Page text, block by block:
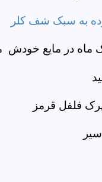
به سبک شف کلر
ماه در مایع خودش
فلفل قرمز